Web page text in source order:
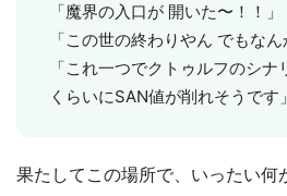
「魔界の入口が 開いた〜！！」
「この世の終わりやん でもなん
「これ一つでクトゥルフのシ
くらいにSAN値が削れそうです」
果たしてこの場所で、いったい